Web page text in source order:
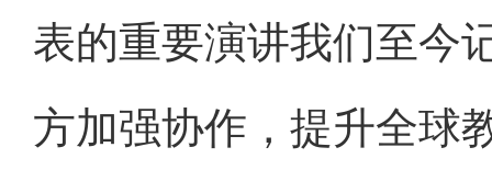
表的重要演讲我们至今
方加强协作，提升全球